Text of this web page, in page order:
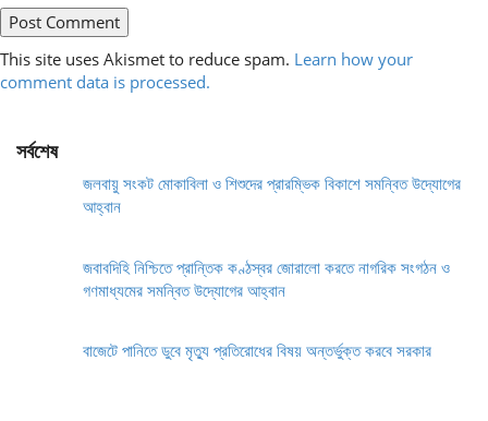
This site uses Akismet to reduce spam. Learn how your
comment data is processed.
সর্বশেষ
জলবায়ু সংকট মোকাবিলা ও শিশুদের প্রারম্ভিক বিকাশে সমন্বিত উদ্যোগের
আহ্বান
জবাবদিহি নিশ্চিতে প্রান্তিক কণ্ঠস্বর জোরালো করতে নাগরিক সংগঠন ও
গণমাধ্যমের সমন্বিত উদ্যোগের আহ্বান
বাজেটে পানিতে ডুবে মৃত্যু প্রতিরোধের বিষয় অন্তর্ভুক্ত করবে সরকার